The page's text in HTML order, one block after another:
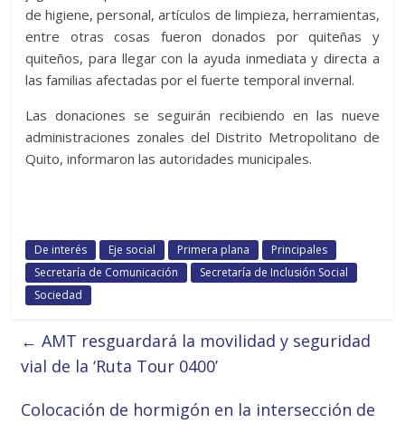
de higiene, personal, artículos de limpieza, herramientas,
entre otras cosas fueron donados por quiteñas y
quiteños, para llegar con la ayuda inmediata y directa a
las familias afectadas por el fuerte temporal invernal.
Las donaciones se seguirán recibiendo en las nueve
administraciones zonales del Distrito Metropolitano de
Quito, informaron las autoridades municipales.
De interés Eje social Primera plana
Principales
Secretaría de Comunicación
Secretaría de Inclusión Social
Sociedad
← AMT resguardará la movilidad y seguridad
vial de la ‘Ruta Tour 0400’
Colocación de hormigón en la intersección de